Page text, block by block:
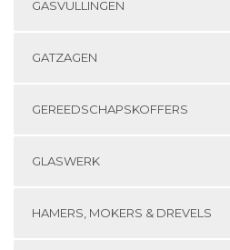
GASVULLINGEN
GATZAGEN
GEREEDSCHAPSKOFFERS
GLASWERK
HAMERS, MOKERS & DREVELS